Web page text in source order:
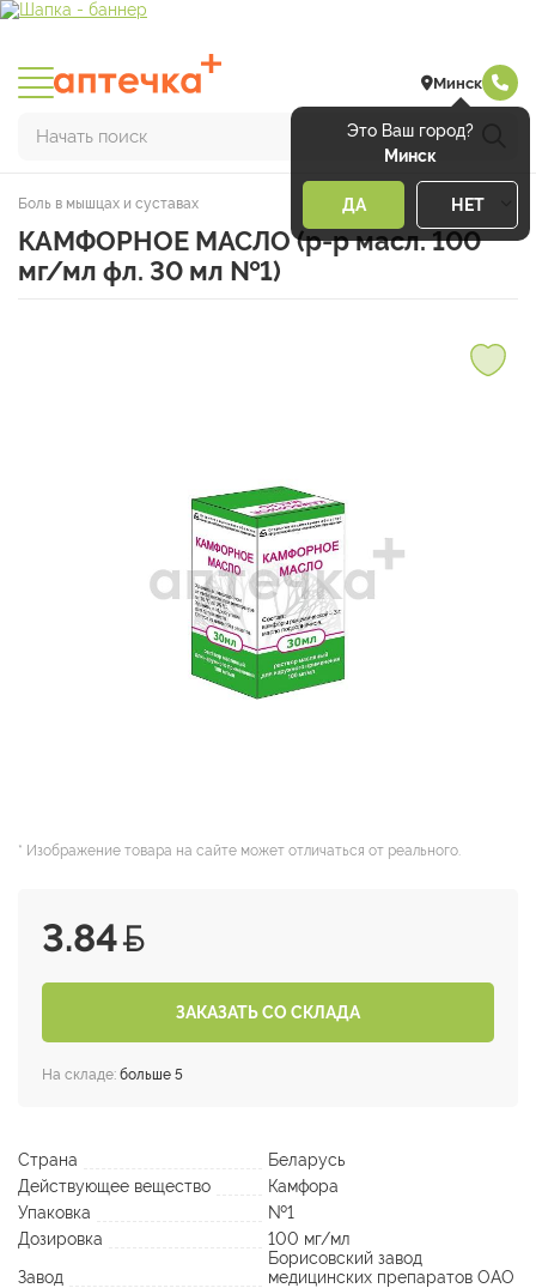
Минск
Это Ваш город?
Минск
ДА НЕТ
Начать поиск
Боль в мышцах и суставах
КАМФОРНОЕ МАСЛО (р-р масл. 100
мг/мл фл. 30 мл №1)
* Изображение товара на сайте может отличаться от реального.
3.84
ЗАКАЗАТЬ СО СКЛАДА
На складе: больше 5
Страна
Беларусь
Действующее вещество
Камфора
Упаковка
№1
Дозировка
100 мг/мл
Завод
Борисовский завод
медицинских препаратов ОАО